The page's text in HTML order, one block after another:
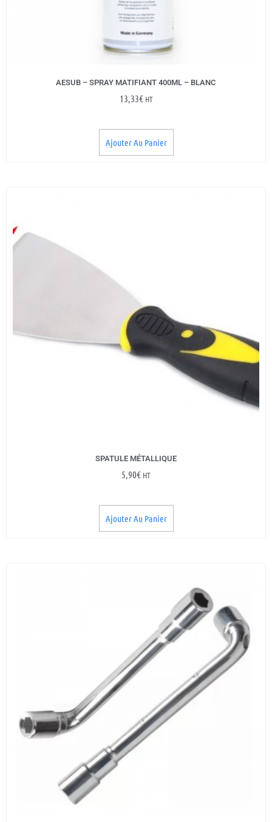
AESUB – SPRAY MATIFIANT 400ML – BLANC
13,33€ HT
Ajouter Au Panier
SPATULE MÉTALLIQUE
5,90€ HT
Ajouter Au Panier